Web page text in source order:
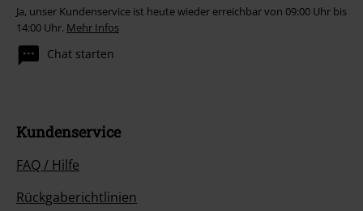
Ja, unser Kundenservice ist heute wieder erreichbar von 09:00 Uhr bis
14:00 Uhr. Mehr Infos
Chat starten
Kundenservice
FAQ / Hilfe
Rückgaberichtlinien